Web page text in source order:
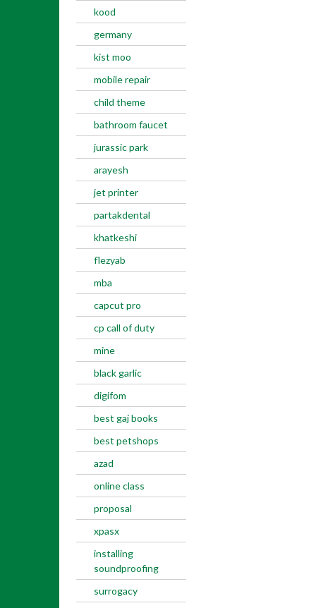
kood
germany
kist moo
mobile repair
child theme
bathroom faucet
jurassic park
arayesh
jet printer
partakdental
khatkeshi
flezyab
mba
capcut pro
cp call of duty
mine
black garlic
digifom
best gaj books
best petshops
azad
online class
proposal
xpasx
installing
soundproofing
surrogacy